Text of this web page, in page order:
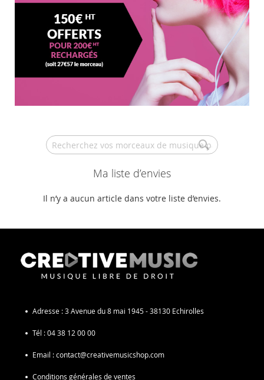
Ma liste d’envies
Il n’y a aucun article dans votre liste d’envies.
Adresse :3 Avenue du 8 mai 1945 - 38130 Echirolles
Tél :04 38 12 00 00
Email :contact@creativemusicshop.com
Conditions générales de ventes